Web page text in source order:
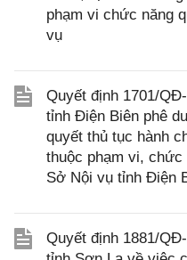
phạm vi chức năng
vụ
Quyết định 1701/
tỉnh Điện Biên phê
quyết thủ tục hành
thuộc phạm vi,
Sở Nội vụ tỉnh Điện
Quyết định 1881/